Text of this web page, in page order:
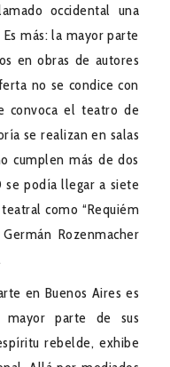
occidental una
más: la mayor parte
en obras de autores
no se condice con
convoca el teatro de
se realizan en salas
cumplen más de dos
se podía llegar a siete
como “Requiém
Rozenmacher
en Buenos Aires es
mayor parte de sus
rebelde, exhibe